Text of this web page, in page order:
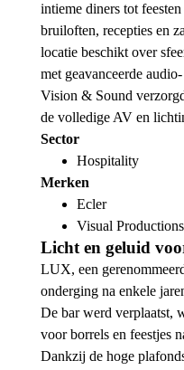
intieme diners tot
bruiloften, recepties en
locatie beschikt over
met geavanceerde
Vision & Sound
de volledige AV en
Sector
Hospitality
Merken
Ecler
Visual Productions
Licht en geluid
LUX, een
onderging na enkele
De bar werd verplaatst,
voor borrels en feestjes
Dankzij de hoge